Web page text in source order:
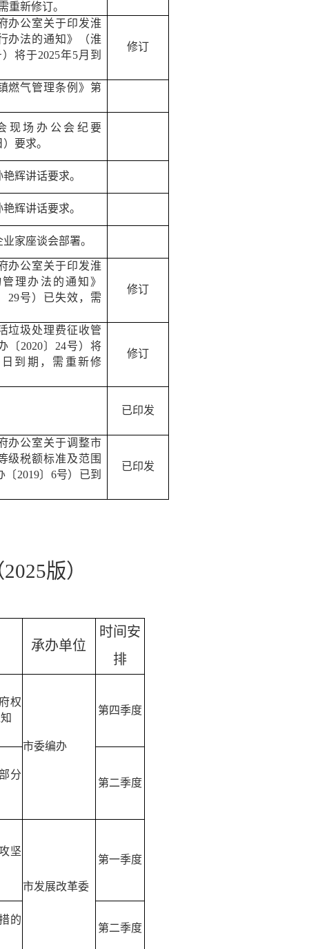
重新修订。
办公室关于印发淮
办法的通知》（淮
）将于2025年5月到
修订
燃气管理条例》第
现场办公会纪要
）要求。
辉讲话要求。
辉讲话要求。
家座谈会部署。
办公室关于印发淮
理办法的通知》
29号）已失效，需
修订
垃圾处理费征收管
〔2020〕 24号）将
日到期，需重新修
修订
已印发
办公室关于调整市
级税额标准及范围
〔2019〕 6号）已到
已印发
2025版）
承办单位
时间安
排
权
市委编办
第四季度
分
第二季度
坚
市发展改革委
第一季度
的
第二季度